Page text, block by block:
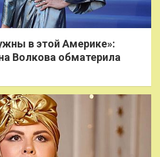
в этой Америке»:
Волкова обматерила